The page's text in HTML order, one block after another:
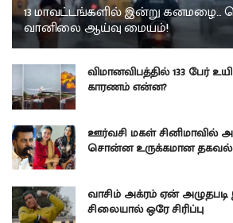
13 மாவட்டங்களில் இன்று
வானிலை ஆய்வு மையம்!
விமானவிபத்தில் 133 பேர்
காரணம் என்ன?
ஊர்வசி மகள் சினிமாவில்
சொன்ன உருக்கமான
வாசிம் அக்ரம் ஏன் அழுதபடி
சிலையால் ஒரே சிரிப்பு